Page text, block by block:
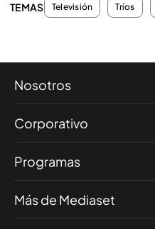
TEMAS Televisión Tríos
Nosotros
Corporativo
Programas
Más de Mediaset